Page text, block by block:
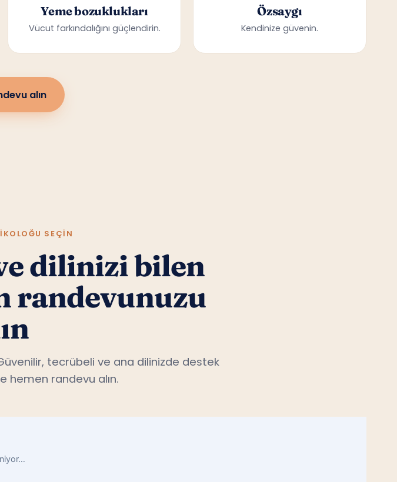
Yeme bozuklukları
Vücut farkındalığını güçlendirin.
Özsaygı
Kendinize güvenin.
alın
SEÇIN
dilinizi bilen
randevunuzu
tecrübeli ve ana dilinizde destek
hemen randevu alın.